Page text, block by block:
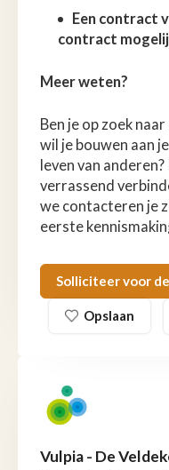
Een contract
contract
Meer weten?
Ben je op zoek
wil je bouwen aan
leven van
verrassend
we contacteren je
eerste
Solliciteer voor
Opslaan
Vulpia - De